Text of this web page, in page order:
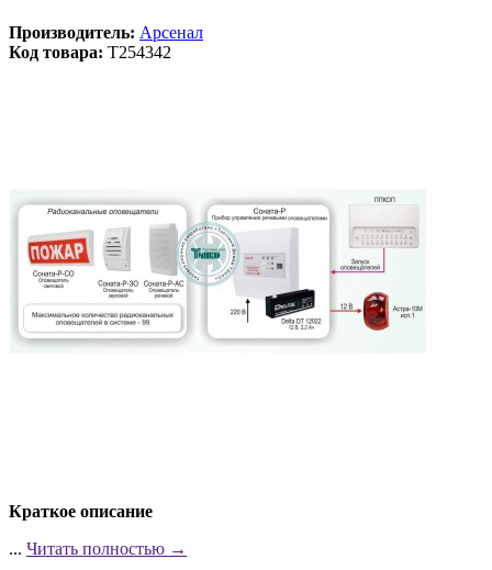
Производитель: Арсенал
Код товара: T254342
Краткое описание
... Читать полностью →